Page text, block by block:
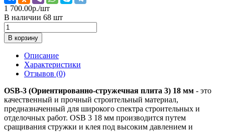
1 700.00р./шт
В наличии 68 шт
В корзину
Описание
Характеристики
Отзывов (0)
OSB-3 (Ориентированно-стружечная плита 3) 18 мм - это
качественный и прочный строительный материал,
предназначенный для широкого спектра строительных и
отделочных работ. OSB 3 18 мм производится путем
сращивания стружки и клея под высоким давлением и